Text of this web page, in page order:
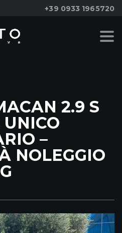
+39 0933 1965720
2.9 S
–
NOLEGGIO